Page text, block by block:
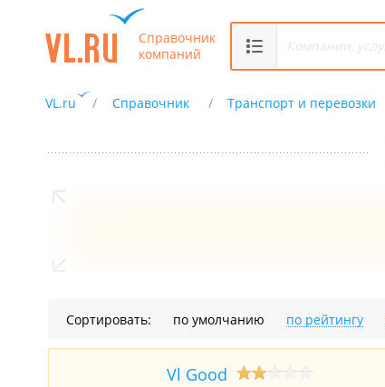
Справочник
компаний
VL.ru Справочник Транспорт и перевозки
Сортировать: по умолчанию по рейтингу
Vl Good